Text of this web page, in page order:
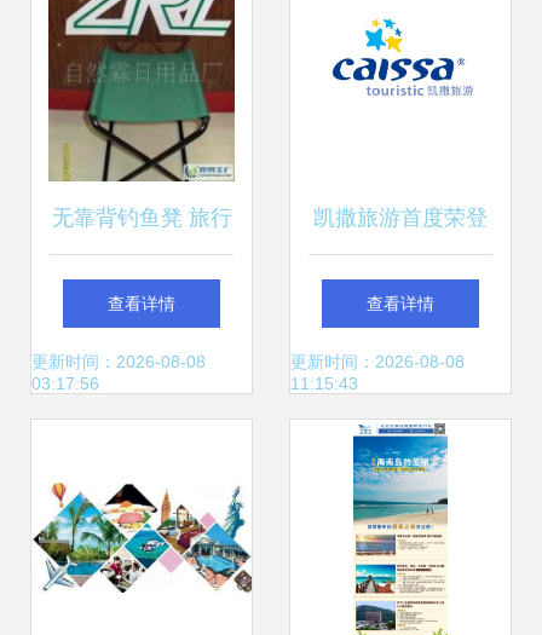
无靠背钓鱼凳 旅行
社热捧的便携神
器，从世博会到休
选
查看详情
更新时间：2026-08-08
03:17:56
凯撒旅游首度荣登
BrandZ最具价值中
国品牌百强榜，旅
行社行业迎来新标
杆
查看详情
更新时间：2026-08-08
11:15:43